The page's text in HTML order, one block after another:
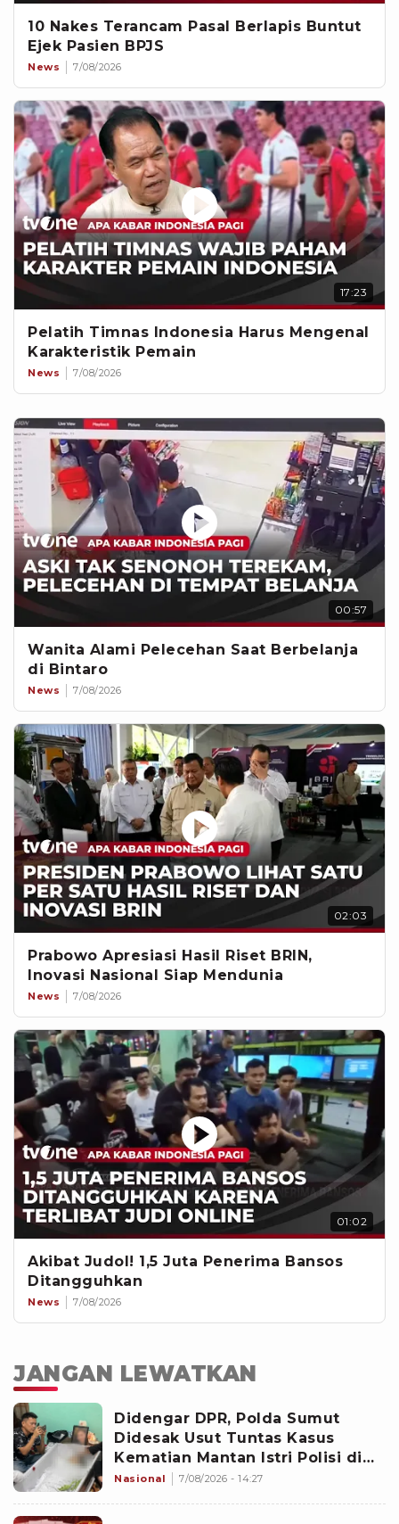
10 Nakes Terancam Pasal Berlapis Buntut
Ejek Pasien BPJS
News 7/08/2026
17:23
Pelatih Timnas Indonesia Harus Mengenal
Karakteristik Pemain
News 7/08/2026
00:57
Wanita Alami Pelecehan Saat Berbelanja
di Bintaro
News 7/08/2026
02:03
Prabowo Apresiasi Hasil Riset BRIN,
Inovasi Nasional Siap Mendunia
News 7/08/2026
01:02
Akibat Judol! 1,5 Juta Penerima Bansos
Ditangguhkan
News 7/08/2026
JANGAN LEWATKAN
Didengar DPR, Polda Sumut
Didesak Usut Tuntas Kasus
Kematian Mantan Istri Polisi di
Medan
Nasional 7/08/2026 - 14:27